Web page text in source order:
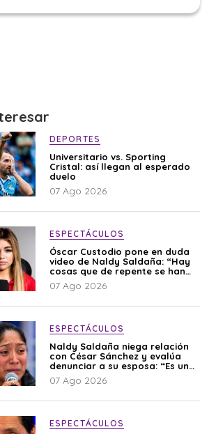
DEPORTES
Universitario vs. Sporting
Cristal: así llegan al esperado
duelo
07 Ago 2026
ESPECTÁCULOS
Óscar Custodio pone en duda
video de Naldy Saldaña: “Hay
cosas que de repente se han
editado”
07 Ago 2026
ESPECTÁCULOS
Naldy Saldaña niega relación
con César Sánchez y evalúa
denunciar a su esposa: “Es una
difamación”
07 Ago 2026
ESPECTÁCULOS